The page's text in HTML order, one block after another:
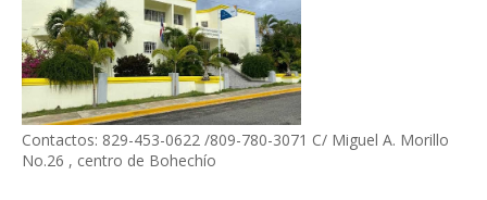
Contactos: 829-453-0622 /809-780-3071 C/ Miguel A. Morillo
No.26 , centro de Bohechío